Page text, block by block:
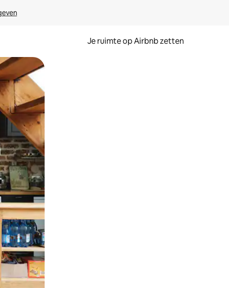
Je ruimte op Airbnb zetten
of swipen.